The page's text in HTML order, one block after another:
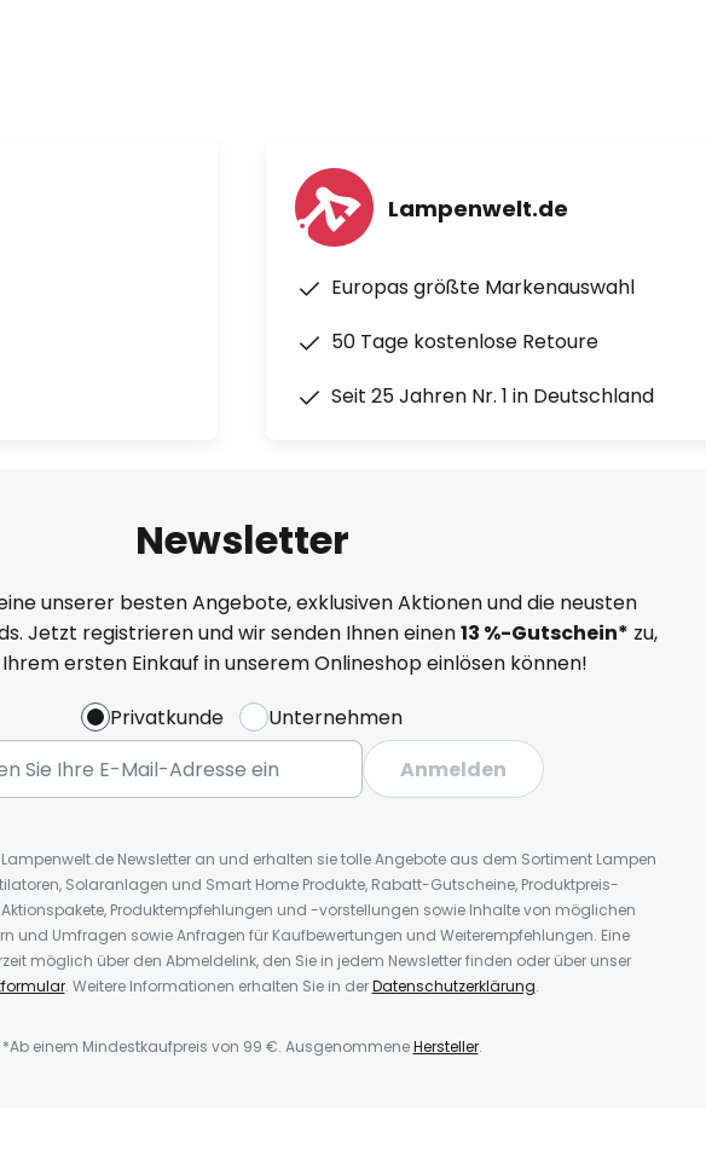
Lampenwelt.de
Europas größte Markenauswahl
50 Tage kostenlose Retoure
Seit 25 Jahren Nr. 1 in Deutschland
Newsletter
unserer besten Angebote, exklusiven Aktionen und die neusten
Jetzt registrieren und wir senden Ihnen einen13 %-Gutschein* zu,
ersten Einkauf in unserem Onlineshop einlösen können!
Privatkunde
Unternehmen
Anmelden
Newsletter an und erhalten sie tolle Angebote aus dem Sortiment Lampen
Solaranlagen und Smart Home Produkte, Rabatt-Gutscheine, Produktpreis-
Produktempfehlungen und -vorstellungen sowie Inhalte von möglichen
und Umfragen sowie Anfragen für Kaufbewertungen und Weiterempfehlungen. Eine
möglich über den Abmeldelink, den Sie in jedem Newsletter finden oder über unser
. Weitere Informationen erhalten Sie in derDatenschutzerklärung.
*Ab einem Mindestkaufpreis von 99 €. AusgenommeneHersteller.